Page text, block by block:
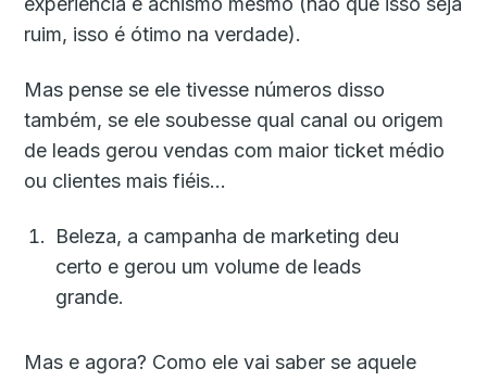
ruim, isso é ótimo na verdade).
Mas pense se ele tivesse números disso
também, se ele soubesse qual canal ou origem
de leads gerou vendas com maior ticket médio
ou clientes mais fiéis…
Beleza, a campanha de marketing deu
certo e gerou um volume de leads
grande.
Mas e agora? Como ele vai saber se aquele